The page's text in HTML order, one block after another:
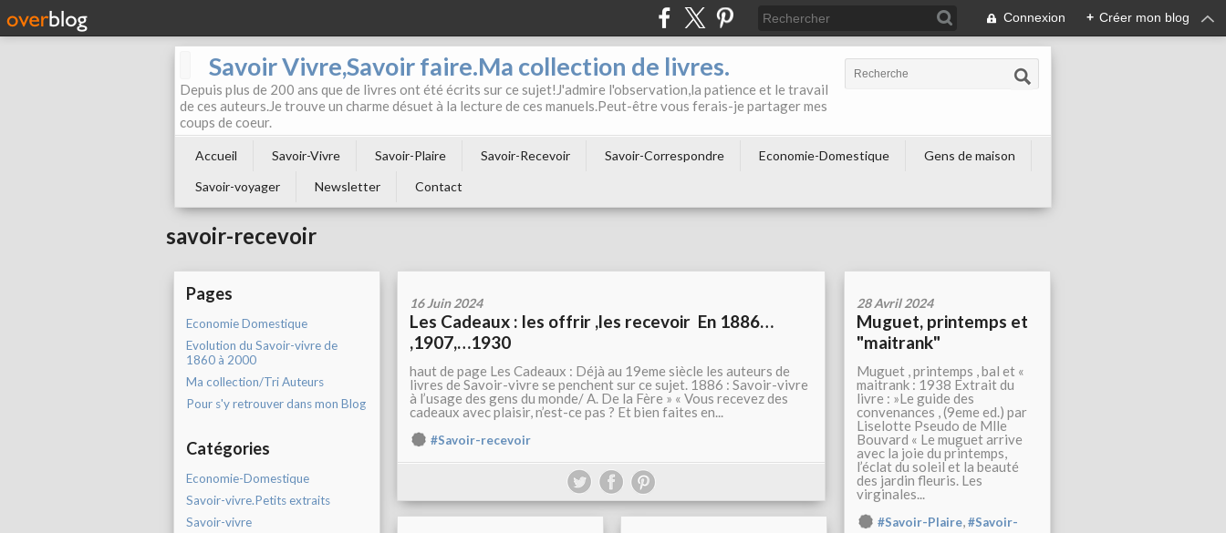
Connexion + Créer mon blog
Savoir Vivre,Savoir faire.Ma collection de livres.
Depuis plus de 200 ans que de livres ont été écrits sur ce sujet!J'admire l'observation,la patience et le travail
de ces auteurs.Je trouve un charme désuet à la lecture de ces manuels.Peut-être vous ferais-je partager mes
coups de coeur.
Accueil Savoir-Vivre Savoir-Plaire Savoir-Recevoir Savoir-Correspondre Economie-Domestique
Gens de maison
Savoir-voyager
Newsletter Contact
savoir-recevoir
Pages
Economie Domestique
Evolution du Savoir-vivre de
1860 à 2000
Ma collection/Tri Auteurs
Pour s'y retrouver dans mon Blog
Catégories
Economie-Domestique
Savoir-vivre.Petits extraits
Savoir-vivre
16 Juin 2024
Les Cadeaux : les offrir ,les recevoir En 1886…
,1907,…1930
haut de page Les Cadeaux : Déjà au 19eme siècle les auteurs de
livres de Savoir-vivre se penchent sur ce sujet. 1886 : Savoir-vivre
à l’usage des gens du monde/ A. De la Fère » « Vous recevez des
cadeaux avec plaisir, n’est-ce pas ? Et bien faites en...
#Savoir-recevoir
28 Avril 2024
Muguet, printemps et
"maitrank"
Muguet , printemps , bal et «
maitrank : 1938 Extrait du
livre : »Le guide des
convenances , (9eme ed.) par
Liselotte Pseudo de Mlle
Bouvard « Le muguet arrive
avec la joie du printemps,
l’éclat du soleil et la beauté
des jardin fleuris. Les
virginales...
#Savoir-Plaire,#Savoir-